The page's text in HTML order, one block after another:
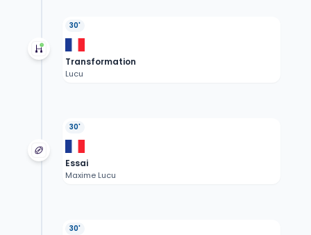
30'
Transformation
Lucu
30'
Essai
Maxime Lucu
30'